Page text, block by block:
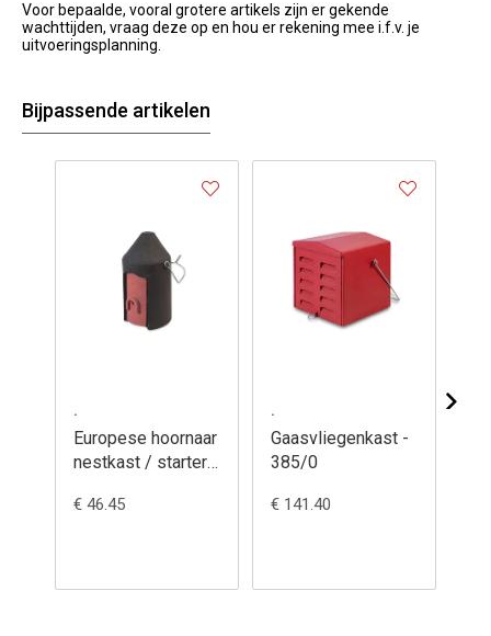
Voor bepaalde, vooral grotere artikels zijn er gekende
wachttijden, vraag deze op en hou er rekening mee i.f.v. je
uitvoeringsplanning.
Bijpassende artikelen
.
Europese hoornaar
nestkast / starter -
€ 46.45
.
Gaasvliegenkast -
385/0
€ 141.40